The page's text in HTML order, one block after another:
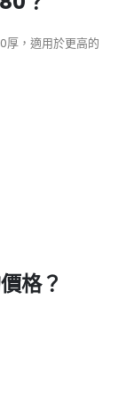
厚，適用於更高的
格？